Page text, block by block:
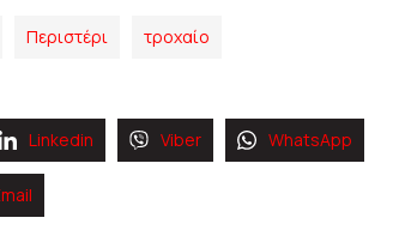
Περιστέρι τροχαίο
Linkedin Viber WhatsApp